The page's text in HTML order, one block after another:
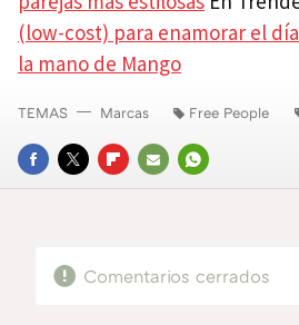
(low-cost) para enamorar el
la mano de Mango
FACEBOOK
TWITTERFLIPBOARD
E-
WHATSAPP
TEMAS Marcas Free People
Comentarios cerrados